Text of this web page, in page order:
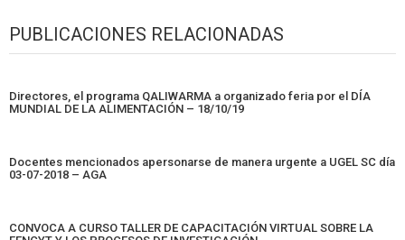
PUBLICACIONES RELACIONADAS
Directores, el programa QALIWARMA a organizado feria por el DÍA
MUNDIAL DE LA ALIMENTACIÓN – 18/10/19
Docentes mencionados apersonarse de manera urgente a UGEL SC día
03-07-2018 – AGA
CONVOCA A CURSO TALLER DE CAPACITACIÓN VIRTUAL SOBRE LA